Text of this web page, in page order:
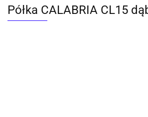
Półka CALABRIA CL15